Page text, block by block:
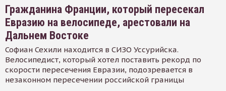
Гражданина Франции, который пересекал
Евразию на велосипеде, арестовали на
Дальнем Востоке
Софиан Сехили находится в СИЗО Уссурийска.
Велосипедист, который хотел поставить рекорд по
скорости пересечения Евразии, подозревается в
незаконном пересечении российской границы